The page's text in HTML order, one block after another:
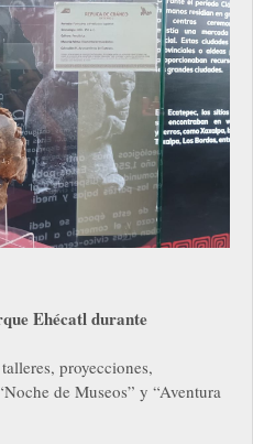
Ehécatl durante
proyecciones,
de Museos” y “Aventura